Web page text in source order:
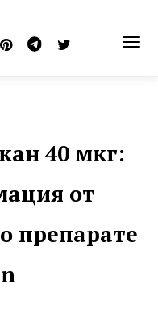
40 мкг:
от
препарате